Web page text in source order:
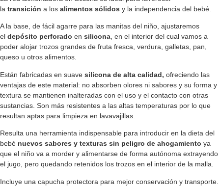
la transición a los alimentos sólidos y la independencia del bebé.
A la base, de fácil agarre para las manitas del niño, ajustaremos
el depósito perforado en silicona, en el interior del cual vamos a
poder alojar trozos grandes de fruta fresca, verdura, galletas, pan,
queso u otros alimentos.
Están fabricadas en suave silicona de alta calidad, ofreciendo las
ventajas de este material: no absorben olores ni sabores y su forma y
textura se mantienen inalteradas con el uso y el contacto con otras
sustancias. Son más resistentes a las altas temperaturas por lo que
resultan aptas para limpieza en lavavajillas.
Resulta una herramienta indispensable para introducir en la dieta del
bebé nuevos sabores y texturas sin peligro de ahogamiento ya
que el niño va a morder y alimentarse de forma autónoma extrayendo
el jugo, pero quedando retenidos los trozos en el interior de la malla.
Incluye una capucha protectora para mejor conservación y transporte.